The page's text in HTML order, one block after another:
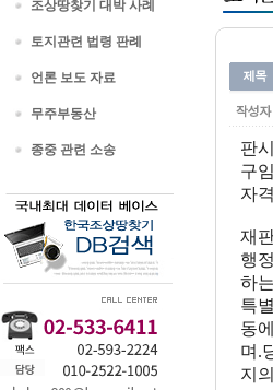
조상땅찾기 대박 사례
토지관련 법령 판례
언론 보도 자료
무주부동산
종중 관련 소송
판
구
자
재
행
하
특
동
며.
지